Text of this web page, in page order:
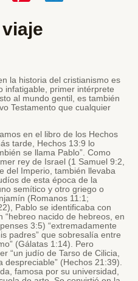
la historia del cristianismo es
infatigable, primer intérprete
al mundo gentil, es también
Testamento que cualquier
en el libro de los Hechos
tarde, Hechos 13:9 lo
se llama Pablo”. Como
rey de Israel (1 Samuel 9:2,
del Imperio, también llevaba
de esta época de la
semítico y otro griego o
(Romanos 11:1;
Pablo se identificaba con
“hebreo nacido de hebreos, en
3:5) “extremadamente
padres” que sobresalía entre
(Gálatas 1:14). Pero
“un judío de Tarso de Cilicia,
(Hechos 21:39).
famosa por su universidad,